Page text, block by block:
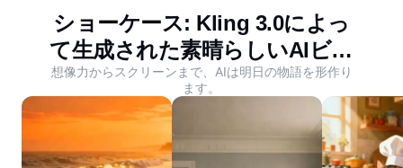
声を加工
ノイズ軽減
画像
マーケットトレンド
ピックアップ
テンプレートのトレンドとヒント
その他
ショーケース: Kling 3.0によっ
て生成された素晴らしいAIビデ
オ
想像力からスクリーンまで、AIは明日の物語を形作り
ます。